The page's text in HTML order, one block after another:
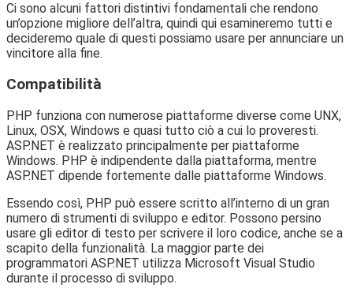
Ci sono alcuni fattori distintivi fondamentali che rendono
un’opzione migliore dell’altra, quindi qui esamineremo tutti e
decideremo quale di questi possiamo usare per annunciare un
vincitore alla fine.
Compatibilità
PHP funziona con numerose piattaforme diverse come UNX,
Linux, OSX, Windows e quasi tutto ciò a cui lo proveresti.
ASP.NET è realizzato principalmente per piattaforme
Windows. PHP è indipendente dalla piattaforma, mentre
ASP.NET dipende fortemente dalle piattaforme Windows.
Essendo così, PHP può essere scritto all’interno di un gran
numero di strumenti di sviluppo e editor. Possono persino
usare gli editor di testo per scrivere il loro codice, anche se a
scapito della funzionalità. La maggior parte dei
programmatori ASP.NET utilizza Microsoft Visual Studio
durante il processo di sviluppo.